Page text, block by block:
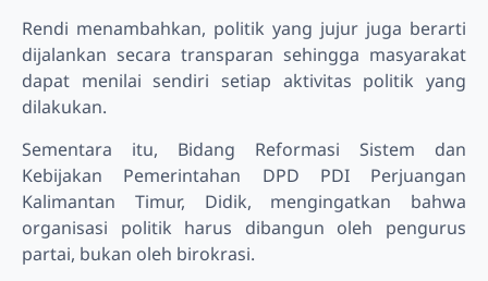
Rendi menambahkan, politik yang jujur juga berarti
dijalankan secara transparan sehingga masyarakat
dapat menilai sendiri setiap aktivitas politik yang
dilakukan.
Sementara itu, Bidang Reformasi Sistem dan
Kebijakan Pemerintahan DPD PDI Perjuangan
Kalimantan Timur, Didik, mengingatkan bahwa
organisasi politik harus dibangun oleh pengurus
partai, bukan oleh birokrasi.